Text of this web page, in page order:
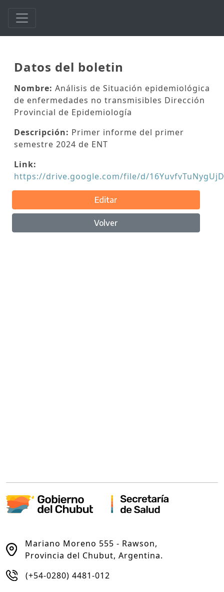
Datos del boletin
Nombre: Análisis de Situación epidemiológica
de enfermedades no transmisibles Dirección
Provincial de Epidemiología
Descripción: Primer informe del primer
semestre 2024 de ENT
Link:
https://drive.google.com/file/d/
Editar
Volver
Mariano Moreno 555 - Rawson,
Provincia del Chubut, Argentina.
(+54-0280) 4481-012